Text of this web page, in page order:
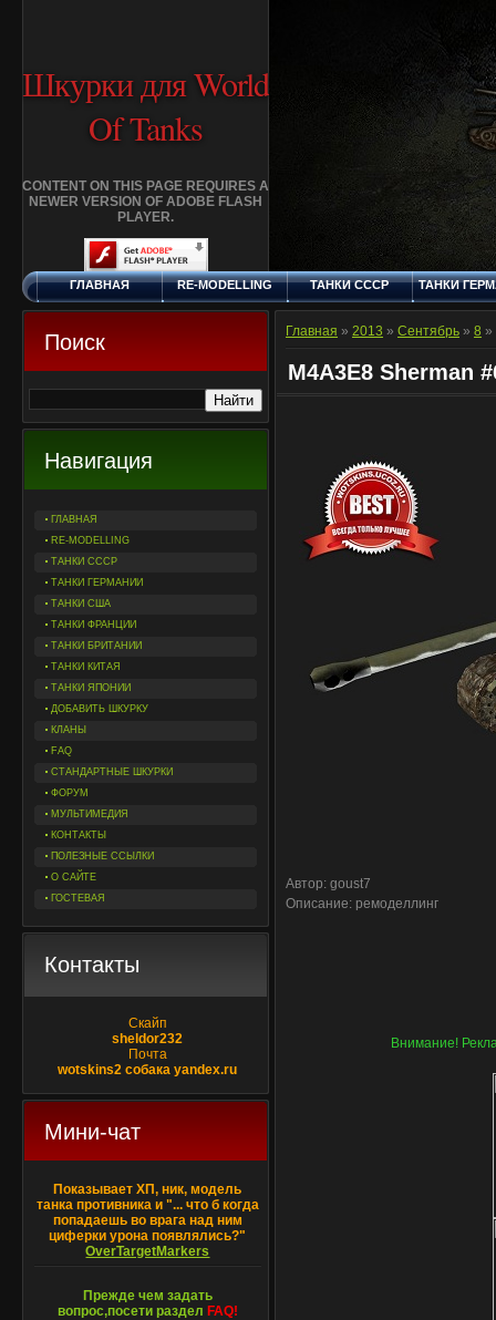
Шкурки для World
Of Tanks
CONTENT ON THIS PAGE REQUIRES A
NEWER VERSION OF ADOBE FLASH
PLAYER.
ЧЕТВЕРГ, 6.8.2026
ГЛАВНАЯ RE-MODELLING ТАНКИ СССР ТАНКИ
ДОБАВИТЬ
КЛАНЫ FAQ
Поиск
Навигация
ГЛАВНАЯ
RE-MODELLING
ТАНКИ СССР
ТАНКИ ГЕРМАНИИ
ТАНКИ США
ТАНКИ ФРАНЦИИ
ТАНКИ БРИТАНИИ
ТАНКИ КИТАЯ
ТАНКИ ЯПОНИИ
ДОБАВИТЬ ШКУРКУ
КЛАНЫ
FAQ
СТАНДАРТНЫЕ ШКУРКИ
ФОРУМ
МУЛЬТИМЕДИЯ
КОНТАКТЫ
ПОЛЕЗНЫЕ ССЫЛКИ
О САЙТЕ
ГОСТЕВАЯ
Контакты
Скайп
sheldor232
Почта
wotskins2 собака yandex.ru
Мини-чат
Показывает ХП, ник, модель
танка противника и "... что б когда
попадаешь во врага над ним
циферки урона появлялись?"
OverTargetMarkers
Прежде чем задать
вопрос,посети раздел FAQ!
Главная » 2013 » Сентябрь » 8 »
M4A3E8 Sherman
Автор: goust7
Описание: ремоделлинг
Внимание!